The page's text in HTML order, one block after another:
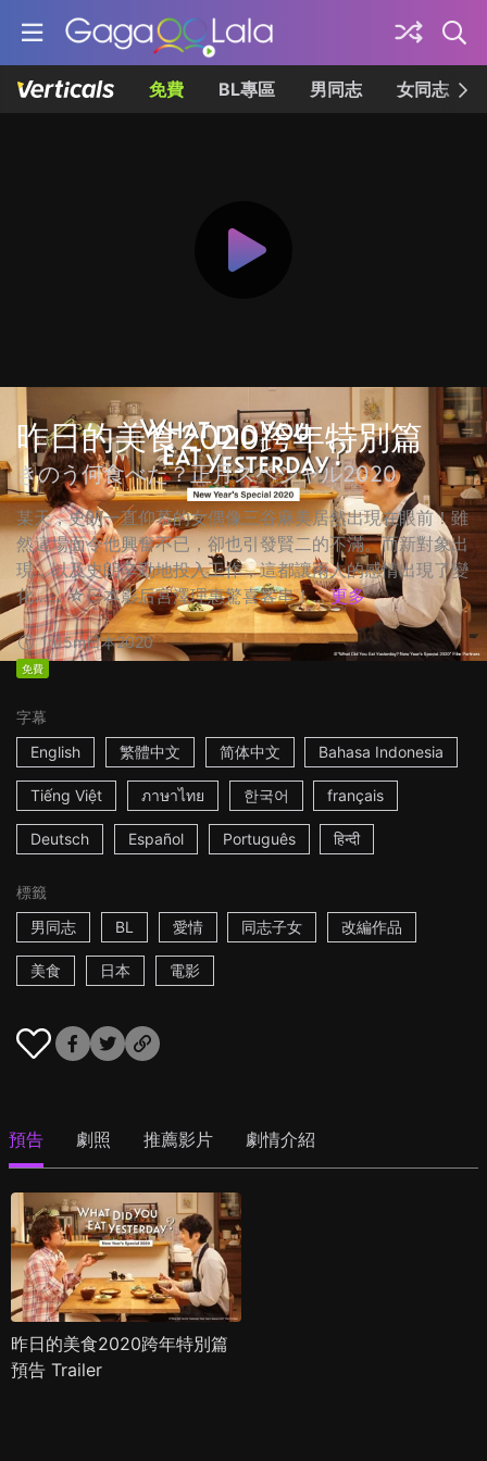
免費 BL專區 男同志 女同志
昨日的美食2020跨年特別篇
きのう何食べた？正月スペシャル2020
某天，史朗一直仰慕的女偶像三谷麻美居然出現在眼前！雖
然這場面令他興奮不已，卻也引發賢二的不滿。而新對象出
現，以及史朗辛勤地投入工作，這都讓兩人的感情出現了變
化…… ☆日本影后宮澤理惠驚喜客串！... 更多
1h15m日本2020
免費
字幕
English
繁體中文 简体中文 Bahasa Indonesia
Tiếng Việt ภาษาไทย 한국어 français
Deutsch Español Português हिन्दी
標籤
男同志
BL 愛情 同志子女 改編作品
美食 日本 電影
預告 劇照 推薦影片 劇情介紹
昨日的美食2020跨年特別篇
預告 Trailer